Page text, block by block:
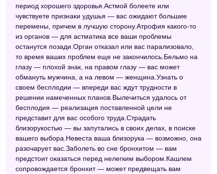
Сонник целительницы Федоровской
Самоучитель по толкованию снов
Сонник значение снов
Исламский сонник
Китайский сонник
Лунный сонник
Сонник Кананита
Сонник Хассе
Астрологический сонник
Славянский сонник
период хорошего здоровья.Астмой болеете или
чувствуете признаки удушья — вас ожидают большие
перемены, причем в лучшую сторону.Атрофия какого-то
из органов — для астматика все ваши проблемы
останутся позади.Орган отказал или вас парализовало,
то время ваших проблем еще не закончилось.Бельмо на
глазу — плохой знак, на правом глазу — вас может
обмануть мужчина, а на левом — женщина.Узнать о
своем бесплодии — впереди вас ждут трудности в
решении намеченных планов.Вылечиться удалось от
бесплодия — реализация поставленной цели не
представит для вас особого труда.Страдать
близорукостью — вы запутались в своих делах, в поиске
вашего выбора.Невеста ваша близорука — возможно, она
разочарует вас.Заболеть во сне бронхитом — вам
предстоит оказаться перед нелегким выбором.Кашлем
сопровождается бронхит — может предвещать вам